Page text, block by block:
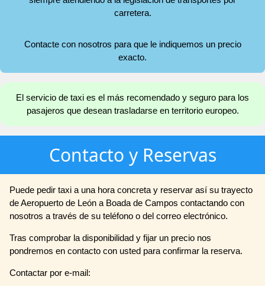
carretera.
Contacte con nosotros para que le indiquemos un precio
exacto.
El servicio de taxi es el más recomendado y seguro para los
pasajeros que desean trasladarse en territorio europeo.
Contacto y Reservas
Puede pedir taxi a una hora concreta y reservar así su trayecto
de Aeropuerto de León a Boada de Campos contactando con
nosotros a través de su teléfono o del correo electrónico.
Tras comprobar la disponibilidad y fijar un precio nos
pondremos en contacto con usted para confirmar la reserva.
Contactar por e-mail: